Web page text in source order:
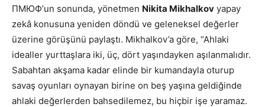
ПМЮФ’un sonunda, yönetmen Nikita Mikhalkov yapay
zekâ konusuna yeniden döndü ve geleneksel değerler
üzerine görüşünü paylaştı. Mikhalkov’a göre, “Ahlaki
idealler yurttaşlara iki, üç, dört yaşındayken aşılanmalıdır.
Sabahtan akşama kadar elinde bir kumandayla oturup
savaş oyunları oynayan birine on beş yaşına geldiğinde
ahlaki değerlerden bahsedilemez, bu hiçbir işe yaramaz.